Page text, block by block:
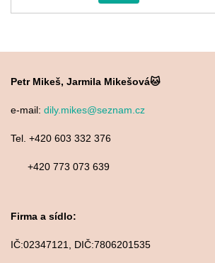
Petr Mikeš, Jarmila Mikešová🐱
e-mail: dily.mikes@seznam.cz
Tel. +420 603 332 376
+420 773 073 639
Firma a sídlo:
IČ:02347121, DIČ:7806201535